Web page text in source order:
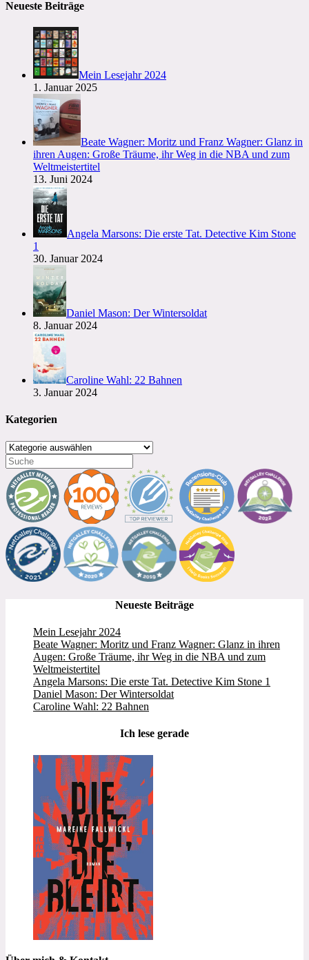
Neueste Beiträge
Mein Lesejahr 2024
1. Januar 2025
Beate Wagner: Moritz und Franz Wagner: Glanz in
ihren Augen: Große Träume, ihr Weg in die NBA und zum
Weltmeistertitel
13. Juni 2024
Angela Marsons: Die erste Tat. Detective Kim Stone
1
30. Januar 2024
Daniel Mason: Der Wintersoldat
8. Januar 2024
Caroline Wahl: 22 Bahnen
3. Januar 2024
Kategorien
Kategorien
Neueste Beiträge
Mein Lesejahr 2024
Beate Wagner: Moritz und Franz Wagner: Glanz in ihren
Augen: Große Träume, ihr Weg in die NBA und zum
Weltmeistertitel
Angela Marsons: Die erste Tat. Detective Kim Stone 1
Daniel Mason: Der Wintersoldat
Caroline Wahl: 22 Bahnen
Ich lese gerade